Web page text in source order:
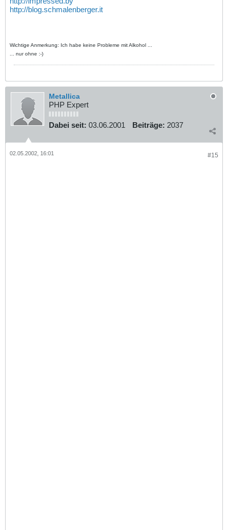
http://blog.schmalenberger.it
Wichtige Anmerkung: Ich habe keine Probleme mit Alkohol ...
... nur ohne :-)
Metallica
PHP Expert
Dabei seit: 03.06.2001 Beiträge: 2037
#15
02.05.2002, 16:01